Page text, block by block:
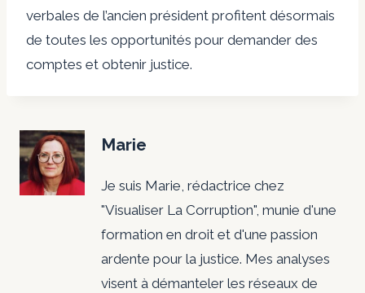
verbales de l’ancien président profitent désormais
de toutes les opportunités pour demander des
comptes et obtenir justice.
Marie
Je suis Marie, rédactrice chez
"Visualiser La Corruption", munie d'une
formation en droit et d'une passion
ardente pour la justice. Mes analyses
visent à démanteler les réseaux de